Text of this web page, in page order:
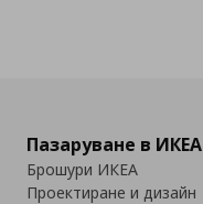
Пазаруване в ИКЕА
Брошури ИКЕА
Проектиране и дизайн